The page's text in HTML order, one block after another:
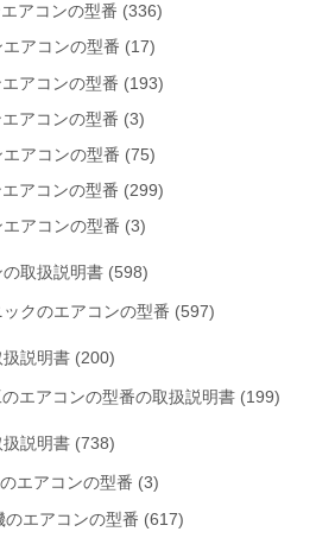
アコンの型番 (336)
アコンの型番 (17)
アコンの型番 (193)
アコンの型番 (3)
アコンの型番 (75)
アコンの型番 (299)
アコンの型番 (3)
取扱説明書 (598)
クのエアコンの型番 (597)
説明書 (200)
エアコンの型番の取扱説明書 (199)
説明書 (738)
エアコンの型番 (3)
エアコンの型番 (617)